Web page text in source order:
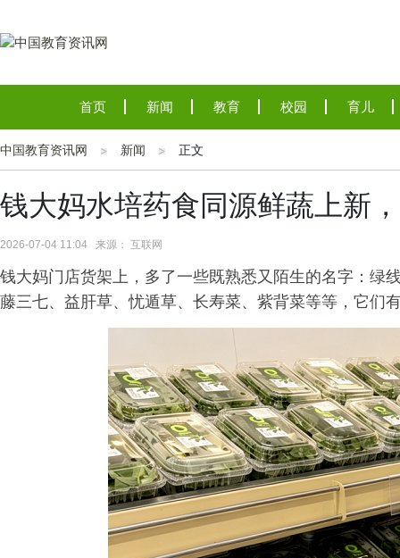
首页 新闻 教育 校园 育儿
中国教育资讯网 新闻 正文
钱大妈水培药食同源鲜蔬上新
2026-07-04 11:04 来源： 互联网
钱大妈门店货架上，多了一些既熟悉又陌生的名字：绿
藤三七、益肝草、忧遁草、长寿菜、紫背菜等等，它们